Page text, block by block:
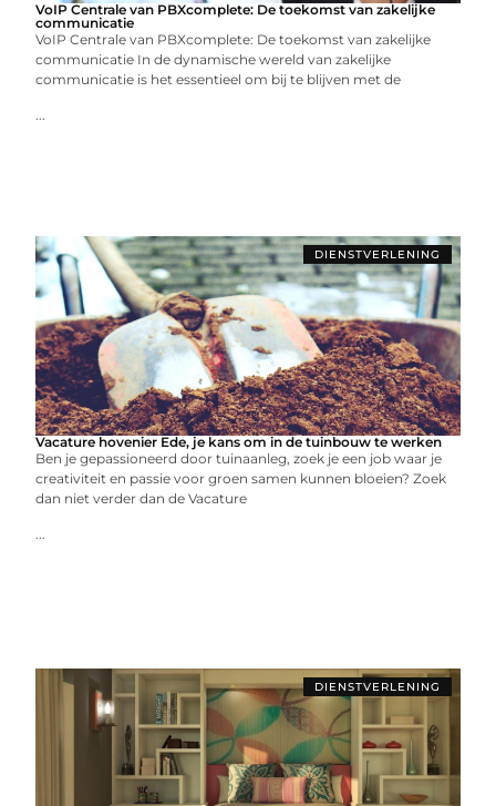
VoIP Centrale van PBXcomplete: De toekomst van zakelijke
communicatie
VoIP Centrale van PBXcomplete: De toekomst van zakelijke
communicatie In de dynamische wereld van zakelijke
communicatie is het essentieel om bij te blijven met de
...
DIENSTVERLENING
Vacature hovenier Ede, je kans om in de tuinbouw te werken
Ben je gepassioneerd door tuinaanleg, zoek je een job waar je
creativiteit en passie voor groen samen kunnen bloeien? Zoek
dan niet verder dan de Vacature
...
DIENSTVERLENING